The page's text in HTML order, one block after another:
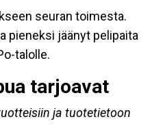
seuran toimesta.
pieneksi jäänyt pelipaita
talolle.
tarjoavat
ja tuotetietoon